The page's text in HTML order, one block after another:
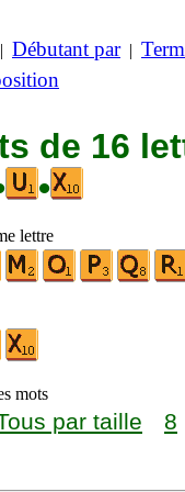
| Débutant par|
de 16
•
lettre
mots
par taille 8